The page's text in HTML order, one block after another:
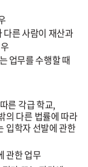
다른 사람이 재산과
업무를 수행할 때
른 각급 학교,
의 다른 법률에 따라
입학자 선발에 관한
관한 업무